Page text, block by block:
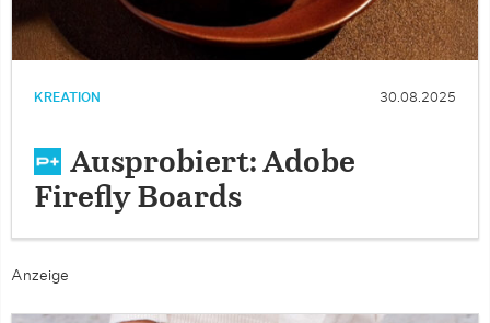
KREATION 30.08.2025
Ausprobiert: Adobe
Firefly Boards
Anzeige